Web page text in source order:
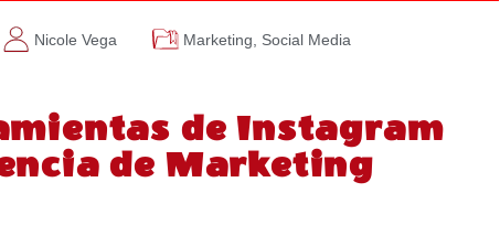
Nicole Vega Marketing
Social Media
de Instagram
de Marketing